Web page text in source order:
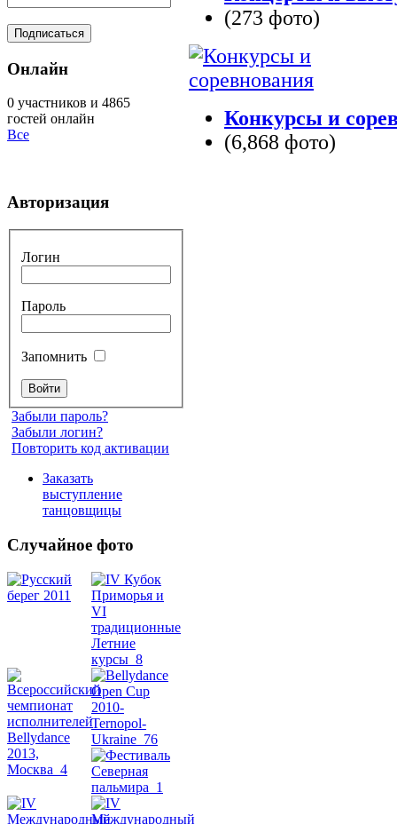
(273 фото)
Конкурсы и
(6,868 фото)
Онлайн
0 участников и 4865
гостей онлайн
Все
Авторизация
Логин
Пароль
Запомнить
Забыли пароль?
Забыли логин?
Повторить код активации
Заказать
выступление
танцовщицы
Случайное фото
живота